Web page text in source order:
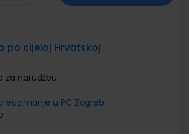
po cijeloj Hrvatskoj
za narudžbu
u PC Zagreb